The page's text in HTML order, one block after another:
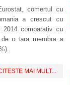
comertul cu
a crescut cu
comparativ cu
o tara membra a
MAI MULT...